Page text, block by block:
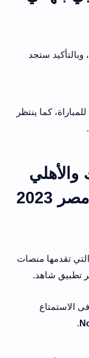
ستجد
وخصصت الشبكة قناة ON Time Sports 1 HD للمباراة، كما ينتظر
والأهلي
فى الديربي بنهائي كـأس مصر 2023
تقدمها منصات
تطبيق شاهد.
الاستمتاع
.